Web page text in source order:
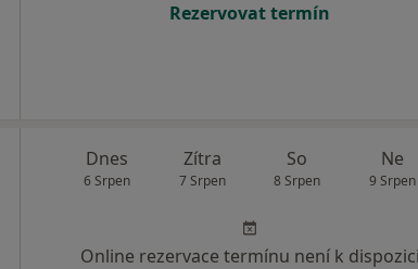
Rezervovat termín
Dnes
6 Srpen
Zítra
7 Srpen
So
8 Srpen
Ne
9 Srpen
Online rezervace termínu není k dispozici